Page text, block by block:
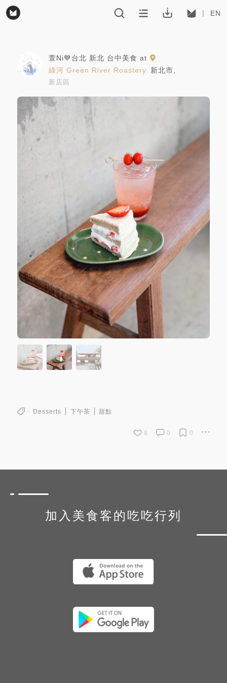
EN
萱Ni💙台北 新北 台中美食 at
綠河 Green River Roastery
新北市
新店區
Desserts 下午茶 甜點
8 0 0
加入美食客的吃吃行列